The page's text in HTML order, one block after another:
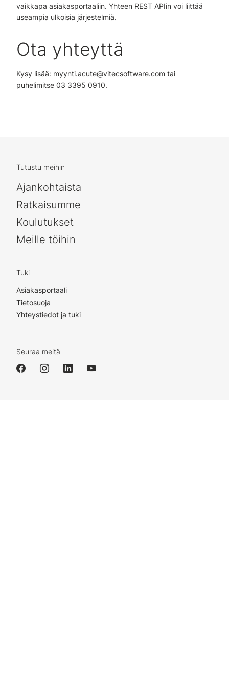
vaikkapa asiakasportaaliin. Yhteen REST APIin voi liittää
useampia ulkoisia järjestelmiä.
Ota yhteyttä
Kysy lisää: myynti.acute@vitecsoftware.com tai
puhelimitse 03 3395 0910.
Tutustu meihin
Ajankohtaista
Ratkaisumme
Koulutukset
Meille töihin
Tuki
Asiakasportaali
Tietosuoja
Yhteystiedot ja tuki
Seuraa meitä